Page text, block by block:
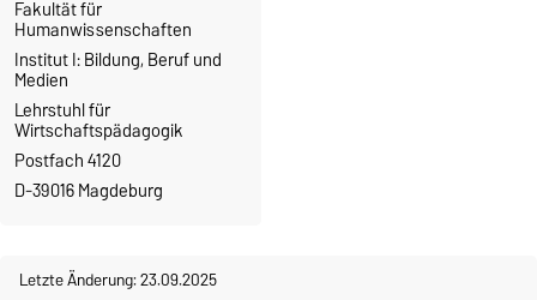
Fakultät für
Humanwissenschaften
Institut I: Bildung, Beruf und
Medien
Lehrstuhl für
Wirtschaftspädagogik
Postfach 4120
D-39016 Magdeburg
Letzte Änderung: 23.09.2025